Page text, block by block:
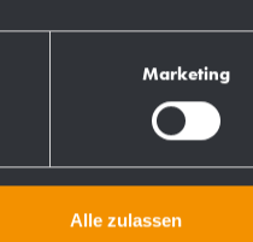
Marketing
Alle zulassen